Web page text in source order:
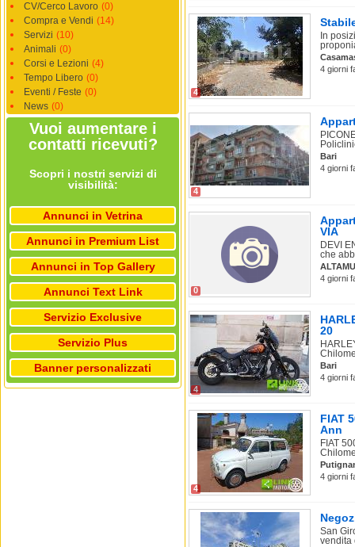
CV/Cerco Lavoro (0)
Compra e Vendi (14)
Servizi (10)
Animali (0)
Corsi e Lezioni (4)
Tempo Libero (0)
Eventi / Feste (0)
News (0)
Vuoi aumentare i
contatti ricevuti?
Scopri i nostri servizi di
visibilità:
Annunci in Vetrina
Annunci in Premium List
Annunci in Top Gallery
Annunci Text Link
Servizio Exclusive
Servizio Plus
Banner personalizzati
4
In
4 giorni
4
Bari
4 giorni
0
VIA
DEVI
che
4 giorni
4
20
Bari
4 giorni
4
FIAT
Ann
FIAT
4 giorni
San
vendita